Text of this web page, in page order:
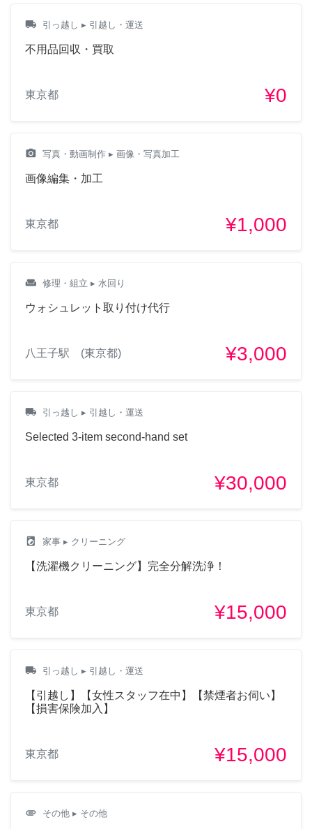
local_shipping 引っ越し ▸ 引越し・運送
不用品回収・買取
東京都 ¥0
camera_alt 写真・動画制作 ▸ 画像・写真加工
画像編集・加工
東京都 ¥1,000
weekend 修理・組立 ▸ 水回り
ウォシュレット取り付け代行
八王子駅 (東京都) ¥3,000
local_shipping 引っ越し ▸ 引越し・運送
Selected 3-item second-hand set
東京都 ¥30,000
local_laundry_service 家事 ▸ クリーニング
【洗濯機クリーニング】完全分解洗浄！
東京都 ¥15,000
local_shipping 引っ越し ▸ 引越し・運送
【引越し】【女性スタッフ在中】【禁煙者お伺い】
【損害保険加入】
東京都 ¥15,000
attachment その他 ▸ その他